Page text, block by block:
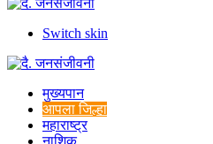
Switch skin
मुख्यपान
आपला जिल्हा
महाराष्ट्र
नाशिक